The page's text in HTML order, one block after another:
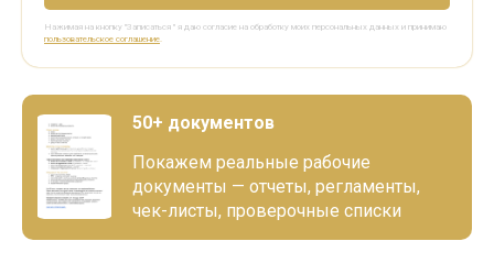
Нажимая на кнопку "Записаться " я даю согласие на обработку моих персональных данных и принимаю
пользовательское соглашение
50+ документов
Покажем реальные рабочие
документы — отчеты, регламенты,
чек-листы, проверочные списки